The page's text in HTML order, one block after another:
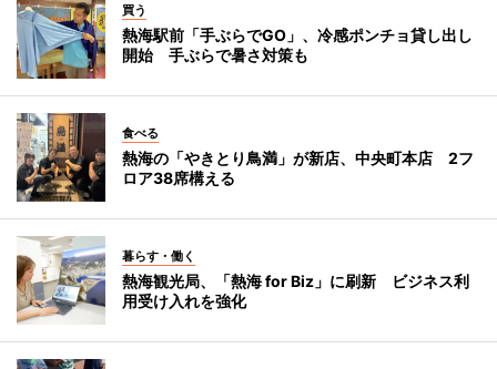
買う
熱海駅前「手ぶらでGO」、冷感ポンチョ貸し出し
開始 手ぶらで暑さ対策も
食べる
熱海の「やきとり鳥満」が新店、中央町本店 2フ
ロア38席構える
暮らす・働く
熱海観光局、「熱海 for Biz」に刷新 ビジネス利
用受け入れを強化